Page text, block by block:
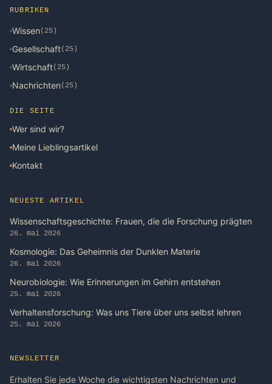
RUBRIKEN
Wissen (25)
Gesellschaft(25)
Wirtschaft(25)
Nachrichten (25)
DIE SEITE
Wer sind wir?
Meine Lieblingsartikel
Kontakt
NEUESTE ARTIKEL
Wissenschaftsgeschichte: Frauen, die die Forschung prägten
26. mai 2026
Kosmologie: Das Geheimnis der Dunklen Materie
26. mai 2026
Neurobiologie: Wie Erinnerungen im Gehirn entstehen
25. mai 2026
Verhaltensforschung: Was uns Tiere über uns selbst lehren
25. mai 2026
NEWSLETTER
Erhalten Sie jede Woche die wichtigsten Nachrichten und